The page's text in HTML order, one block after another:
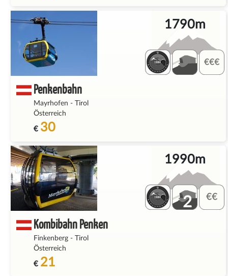
Penkenbahn
Mayrhofen -
Tirol
Österreich
€ 30
1790m
Kombibahn Penken
Finkenberg-
Tirol
Österreich
€ 21
1990m
2